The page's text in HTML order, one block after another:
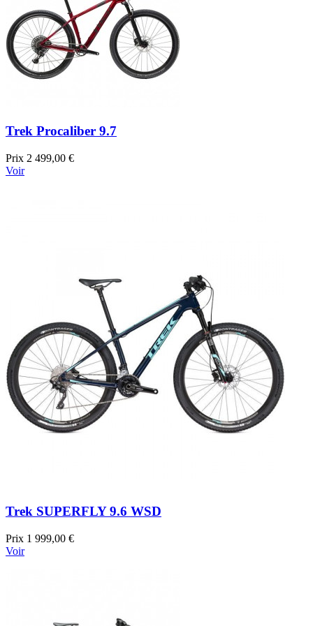
Trek Procaliber 9.7
Prix 2 499,00 €
Voir
Trek SUPERFLY 9.6 WSD
Prix 1 999,00 €
Voir